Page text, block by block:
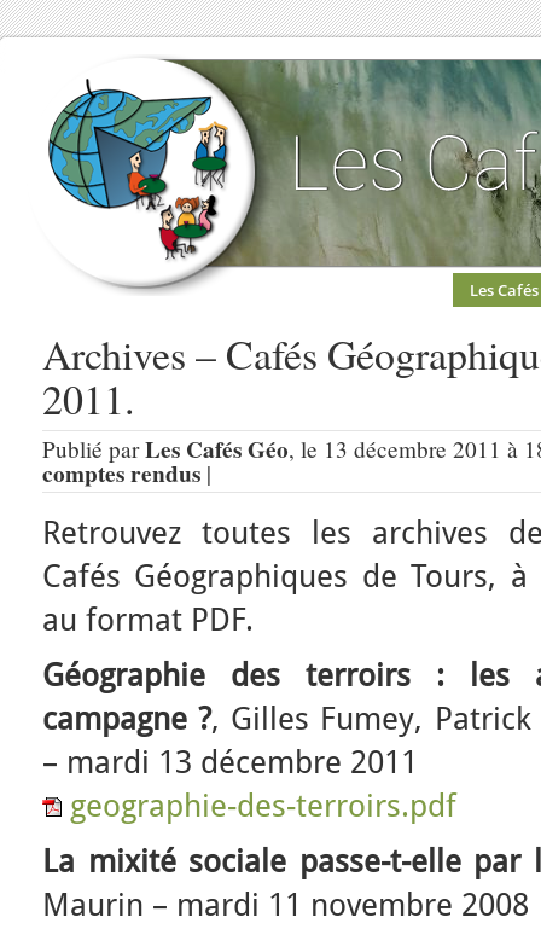
Les Cafés
Archives – Cafés
2011.
Publié parLes Cafés Géo, le 13 décembre 2011 à
comptes rendus |
Retrouvez toutes les archives
Cafés Géographiques de Tours,
au format PDF.
Géographie des terroirs : les
campagne ?, Gilles Fumey,
– mardi 13 décembre 2011
geographie-des-terroirs.pdf
La mixité sociale passe-t-elle par
Maurin – mardi 11 novembre 2008